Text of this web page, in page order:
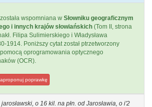
wspomniana w Słowniku geograficznym
i innych krajów słowiańskich (Tom II, strona
Filipa Sulimierskiego i Władysława
1914. Poniższy cytat został ptrzetworzony
oprogramowania optycznego
(OCR).
poprawkę
o 16 kil. na płn. od Jarosławia, o i'2